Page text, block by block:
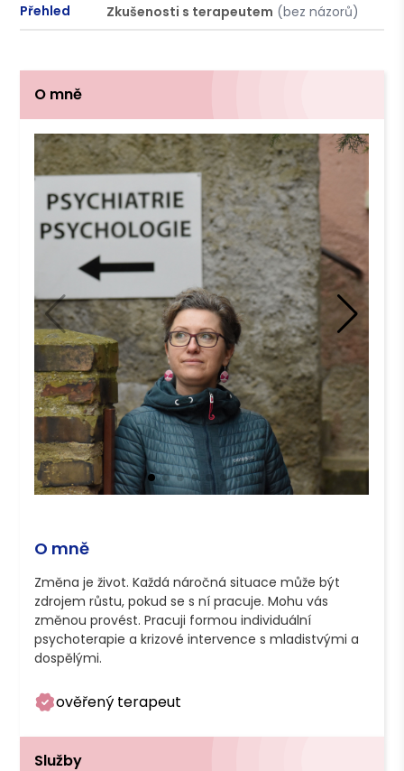
Přehled Zkušenosti s terapeutem (bez názorů)
O mně
O mně
Změna je život. Každá náročná situace může být
zdrojem růstu, pokud se s ní pracuje. Mohu vás
změnou provést. Pracuji formou individuální
psychoterapie a krizové intervence s mladistvými a
dospělými.
ověřený terapeut
Služby